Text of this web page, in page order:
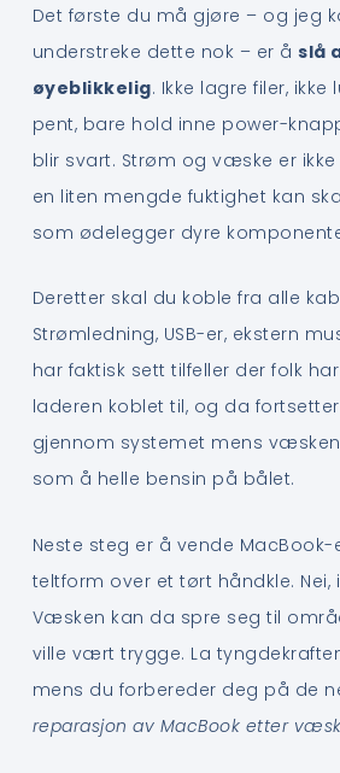
Det første du må gjøre – og jeg
understreke dette nok – er åslå
øyeblikkelig. Ikke lagre filer,
pent, bare hold inne power-
blir svart. Strøm og væske er
en liten mengde fuktighet kan
som ødelegger dyre
Deretter skal du koble fra alle
Strømledning, USB-er, ekstern
har faktisk sett tilfeller der folk
laderen koblet til, og da
gjennom systemet mens
som å helle bensin på bålet.
Neste steg er å vende
teltform over et tørt håndkle. Nei,
Væsken kan da spre seg til
ville vært trygge. La
mens du forbereder deg på de
reparasjon av MacBook etter